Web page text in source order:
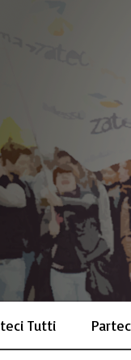
Tutti